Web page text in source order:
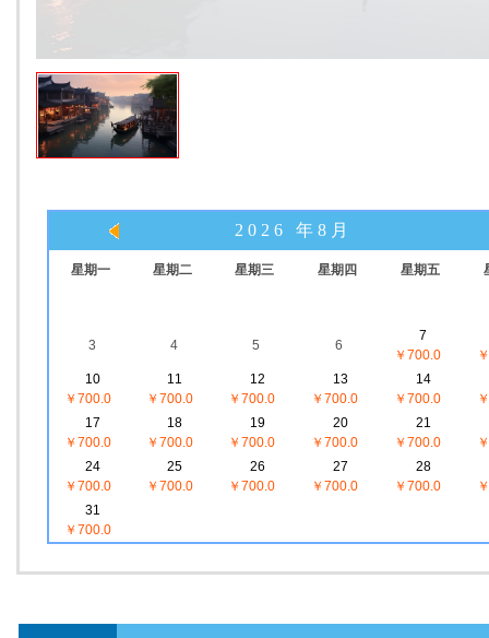
2026 年8月
星期一 星期二 星期三 星期四 星期五
3 4 5 6
7
￥700.0
10
￥700.0
11
￥700.0
12
￥700.0
13
￥700.0
14
￥700.0
17
￥700.0
18
￥700.0
19
￥700.0
20
￥700.0
21
￥700.0
24
￥700.0
25
￥700.0
26
￥700.0
27
￥700.0
28
￥700.0
31
￥700.0